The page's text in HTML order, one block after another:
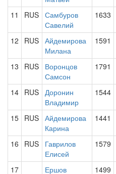
11 RUS Самбуров
Савелий
1633
12 RUS Айдемирова
Милана
1591
13 RUS
Воронцов
Самсон
1791
14 RUS Доронин
Владимир
1544
15 RUS Айдемирова
Карина
1441
16 RUS
Гаврилов
Елисей
1579
17
Ершов
1499